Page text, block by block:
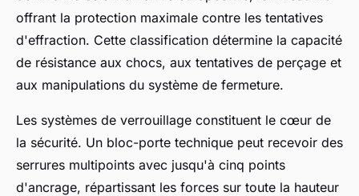
offrant la protection maximale contre les tentatives
d'effraction. Cette classification détermine la capacité
de résistance aux chocs, aux tentatives de perçage et
aux manipulations du système de fermeture.
Les systèmes de verrouillage constituent le cœur de
la sécurité. Un bloc-porte technique peut recevoir des
serrures multipoints avec jusqu'à cinq points
d'ancrage, répartissant les forces sur toute la hauteur